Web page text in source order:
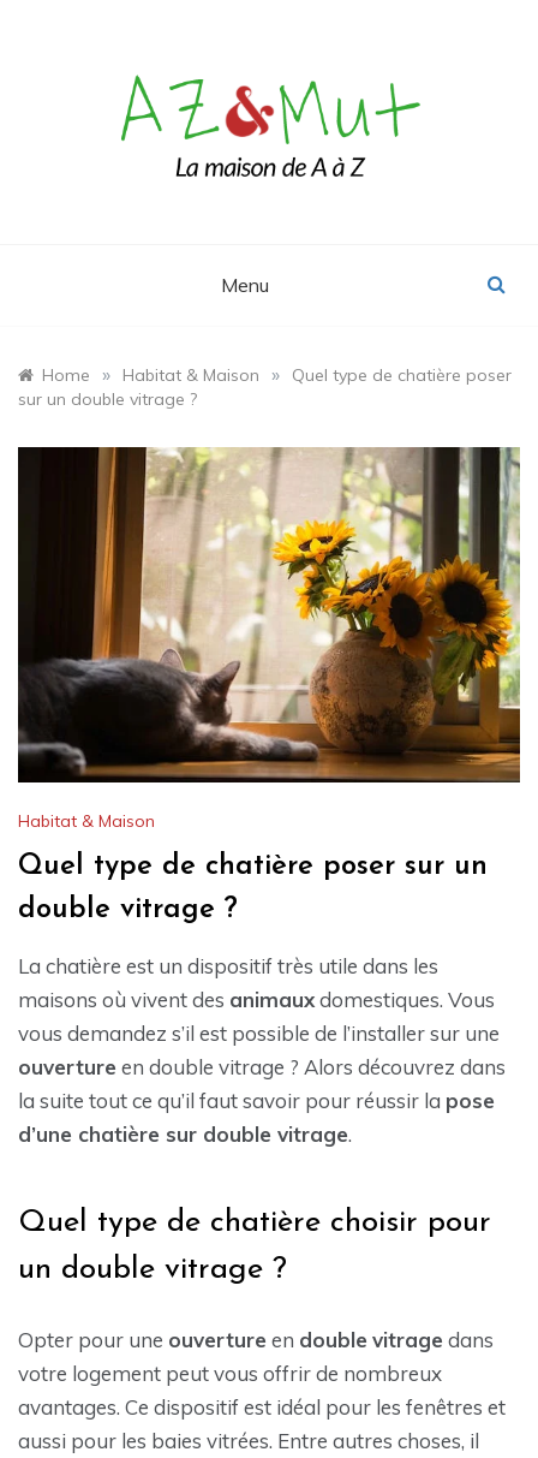
Menu
Home » Habitat & Maison »
Quel type de chatière poser
sur un double vitrage ?
Habitat & Maison
Quel type de chatière poser sur un
double vitrage ?
La chatière est un dispositif très utile dans les
maisons où vivent des animauxdomestiques. Vous
vous demandez s’il est possible de l’installer sur une
ouverture en double vitrage ? Alors découvrez dans
la suite tout ce qu’il faut savoir pour réussir la pose
d’une chatière sur double vitrage.
Quel type de chatière choisir pour
un double vitrage ?
Opter pour une ouverture en double vitrage dans
votre logement peut vous offrir de nombreux
avantages. Ce dispositif est idéal pour les fenêtres et
aussi pour les baies vitrées. Entre autres choses, il